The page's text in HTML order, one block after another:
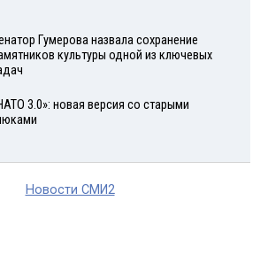
Гумерова назвала сохранение
культуры одной из ключевых
3.0»: новая версия со старыми
Новости СМИ2